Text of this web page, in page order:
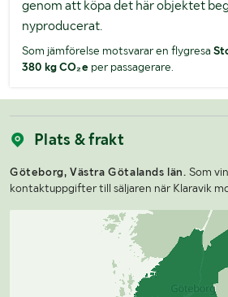
genom att köpa det här objektet
nyproducerat.
Som jämförelse motsvarar en flygresa
380 kg CO₂eper passagerare.
Plats & frakt
Göteborg, Västra Götalands län. Som
kontaktuppgifter till säljaren när Klaravik